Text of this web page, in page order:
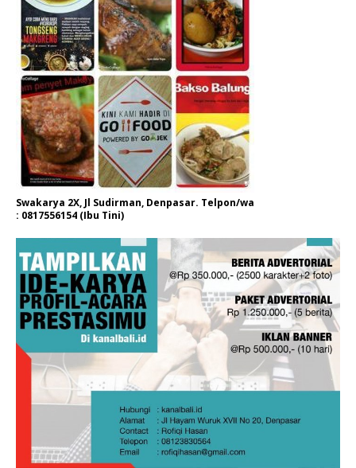
Swakarya 2X, Jl Sudirman, Denpasar. Telpon/wa
: 0817556154 (Ibu Tini)